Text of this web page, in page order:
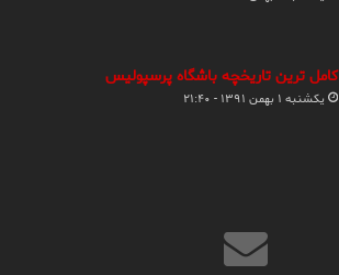
کامل ترین تاریخچه باشگاه پرسپولیس
یکشنبه ۱ بهمن ۱۳۹۱ - ۲۱:۴۰